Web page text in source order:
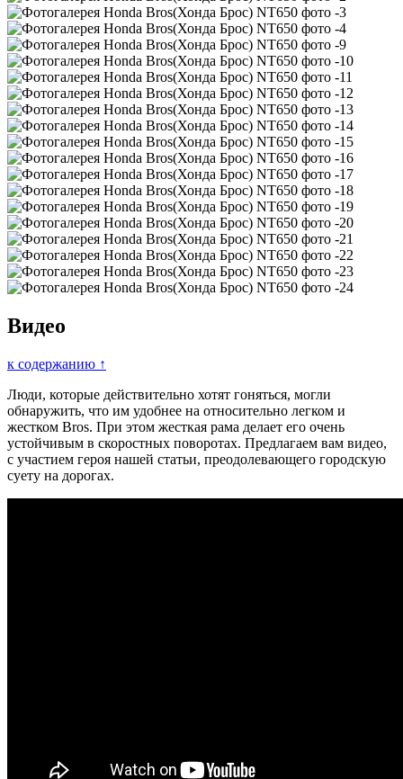
Видео
к содержанию ↑
Люди, которые действительно хотят гоняться, могли
обнаружить, что им удобнее на относительно легком и
жестком Bros. При этом жесткая рама делает его очень
устойчивым в скоростных поворотах. Предлагаем вам видео,
с участием героя нашей статьи, преодолевающего городскую
суету на дорогах.